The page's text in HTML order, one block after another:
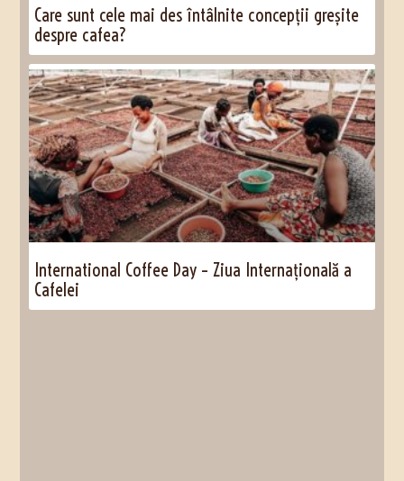
Care sunt cele mai des întâlnite concepții greșite
despre cafea?
International Coffee Day – Ziua Internațională a
Cafelei